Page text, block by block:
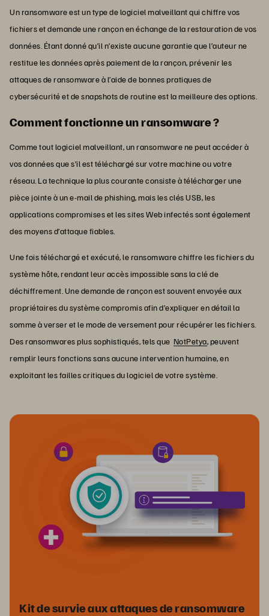
Un ransomware est un type de logiciel malveillant qui chiffre vos
fichiers et demande une rançon en échange de la restauration de vos
données. Étant donné qu’il n’existe aucune garantie que l’auteur ne
restitue les données après paiement de la rançon, prévenir les
attaques de ransomware à l’aide de bonnes pratiques de
cybersécurité et de snapshots de routine est la meilleure des options.
Comment fonctionne un ransomware ?
Comme tout logiciel malveillant, un ransomware ne peut accéder à
vos données que s’il est téléchargé sur votre machine ou votre
réseau. La technique la plus courante consiste à télécharger une
pièce jointe à un e-mail de phishing, mais les clés USB, les
applications compromises et les sites Web infectés sont également
des moyens d’attaque fiables.
Une fois téléchargé et exécuté, le ransomware chiffre les fichiers du
système hôte, rendant leur accès impossible sans la clé de
déchiffrement. Une demande de rançon est souvent envoyée aux
propriétaires du système compromis afin d’expliquer en détail la
somme à verser et le mode de versement pour récupérer les fichiers.
Des ransomwares plus sophistiqués, tels que NotPetya, peuvent
remplir leurs fonctions sans aucune intervention humaine, en
exploitant les failles critiques du logiciel de votre système.
Kit de survie aux attaques de ransomware